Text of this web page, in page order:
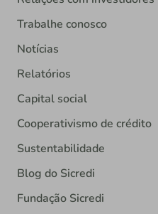
Trabalhe conosco
Notícias
Relatórios
Capital social
Cooperativismo de crédito
Sustentabilidade
Blog do Sicredi
Fundação Sicredi